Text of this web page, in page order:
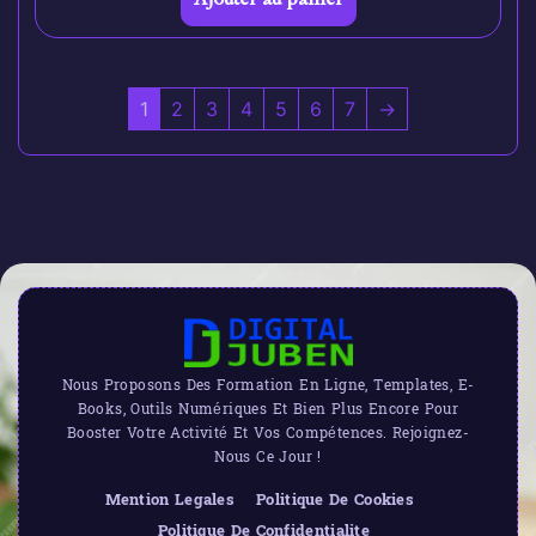
1 2 3 4 5 6 7 →
Nous Proposons Des Formation En Ligne, Templates, E-
Books, Outils Numériques Et Bien Plus Encore Pour
Booster Votre Activité Et Vos Compétences. Rejoignez-
Nous Ce Jour !
Mention Legales
Politique De Cookies